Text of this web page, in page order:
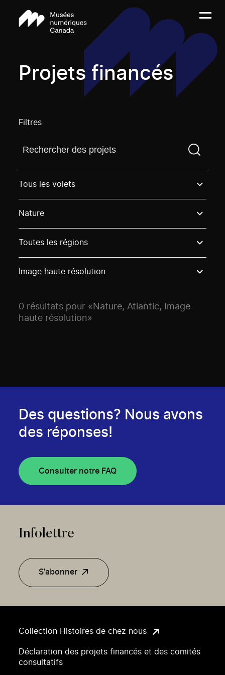
Projets financés
Filtres
Trouvez un projetVous devez saisir un terme de
Tous les volets
Nature
Toutes les régions
Image haute résolution
0 résultats pour «Nature, Atlantic, Image
haute résolution»
Collection Histoires de chez nous
Déclaration des projets financés et des comités
consultatifs
Des questions? Nous avons
des réponses!
Consulter notre FAQ
Infolettre
S'abonner